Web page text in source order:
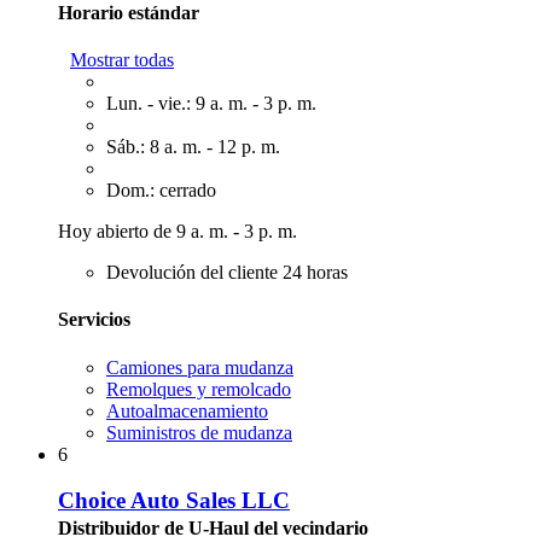
Horario estándar
Mostrar todas
Lun. - vie.: 9 a. m. - 3 p. m.
Sáb.: 8 a. m. - 12 p. m.
Dom.: cerrado
Hoy abierto de 9 a. m. - 3 p. m.
Devolución del cliente 24 horas
Servicios
Camiones para mudanza
Remolques y remolcado
Autoalmacenamiento
Suministros de mudanza
6
Choice Auto Sales LLC
Distribuidor de U-Haul del vecindario